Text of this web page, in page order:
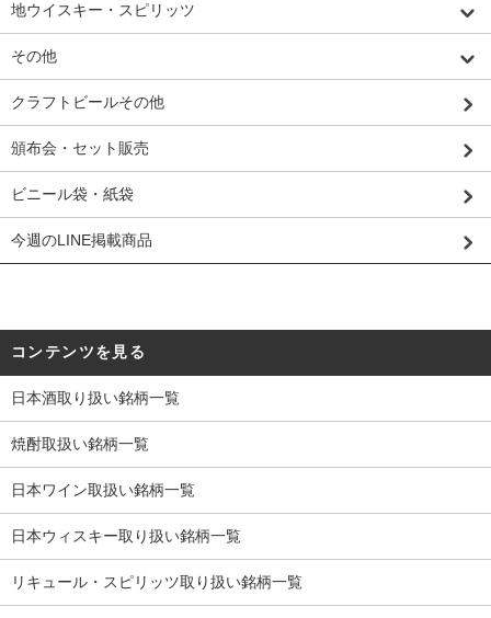
地ウイスキー・スピリッツ
その他
クラフトビールその他
頒布会・セット販売
ビニール袋・紙袋
今週のLINE掲載商品
コンテンツを見る
日本酒取り扱い銘柄一覧
焼酎取扱い銘柄一覧
日本ワイン取扱い銘柄一覧
日本ウィスキー取り扱い銘柄一覧
リキュール・スピリッツ取り扱い銘柄一覧